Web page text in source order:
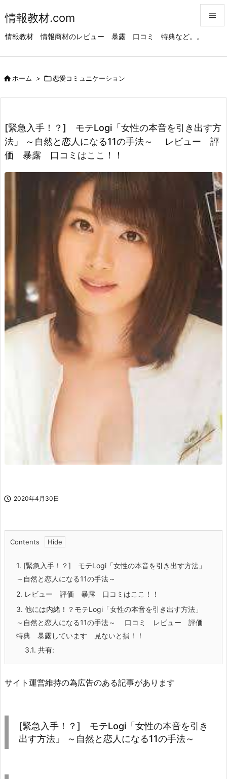
情報教材.com
情報教材 情報商材のレビュー 暴露 口コミ 特典など。。

前へ
次へ

ホーム > 恋愛コミュニケーション
[緊急入手！？] モテLogi「女性の本音を引き出す方
法」 ～自然と恋人になる11の手法～ レビュー 評
価 暴露 口コミはここ！！
 2020年4月30日
Contents
1. [緊急入手！？] モテLogi「女性の本音を引き出す方法」
～自然と恋人になる11の手法～
2. レビュー 評価 暴露 口コミはここ！！
3. 他には内緒！？モテLogi「女性の本音を引き出す方法」
～自然と恋人になる11の手法～ 口コミ レビュー 評価
特典 暴露しています 見ないと損！！
3.1. 共有:
サイト運営維持の為広告のある記事があります
[緊急入手！？] モテLogi「女性の本音を引き
出す方法」 ～自然と恋人になる11の手法～